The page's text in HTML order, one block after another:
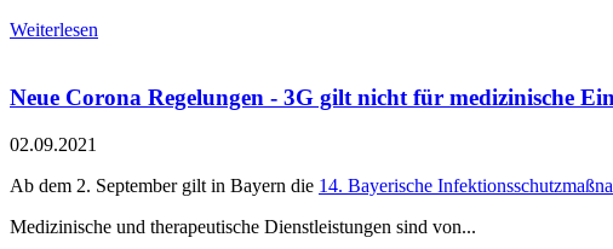
Weiterlesen
Neue Corona Regelungen - 3G gilt nicht für medizinische
02.09.2021
Ab dem 2. September gilt in Bayern die 14. Bayerische
Medizinische und therapeutische Dienstleistungen sind von...